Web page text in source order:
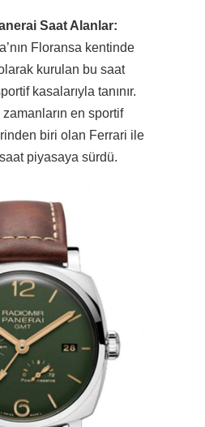
Saat Alanlar:
Floransa kentinde
kurulan bu saat
kasalarıyla tanınır.
zamanların en sportif
biri olan Ferrari ile
piyasaya sürdü.